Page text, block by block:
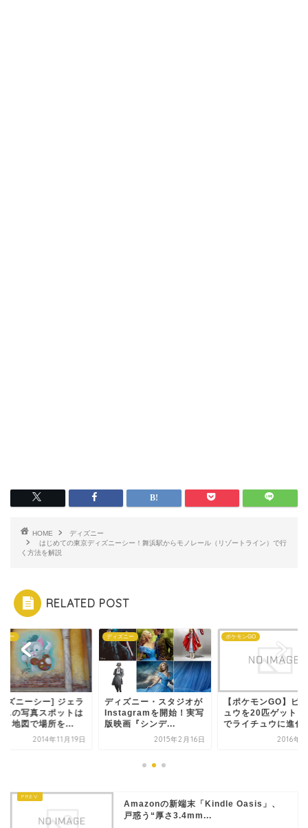
HOME
ディズニー
はじめての東京ディズニーシー！舞浜駅からモノレール（リゾートライン）で行
く方法を解説
RELATED POST
ニー
ズニーシー] ジェラ
ニの写真スポットは
！地図で場所を...
2014年11月19日
ディズニー
ディズニー・スタジオが
Instagramを開始！実写
版映画『シンデ...
2015年2月16日
ポケモンGO
【ポケモンGO】ピ
ュウを20匹ゲットし
でライチュウに進化
2016年8
Amazonの新端末「Kindle Oasis」、
戸惑う“厚さ3.4mm...